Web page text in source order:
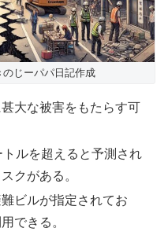
じーパパ日記作成
大な被害をもたらす可
ルを超えると予測され
クがある。
ビルが指定されてお
できる。